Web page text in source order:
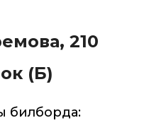
210
(Б)
билборда: